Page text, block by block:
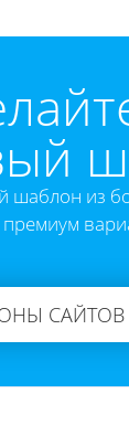
шаблон из
САЙТОВ